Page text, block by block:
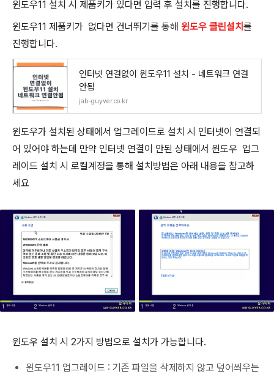
윈도우11 설치 시 제품키가 있다면 입력 후 설치를 진행합니다.
윈도우11 제품키가 없다면 건너뛰기를 통해 윈도우 클린설치를
진행합니다.
인터넷 연결없이 윈도우11 설치 - 네트워크 연결
안됨
jab-guyver.co.kr
윈도우가 설치된 상태에서 업그레이드로 설치 시 인터넷이 연결되
어 있어야 하는데 만약 인터넷 연결이 안된 상태에서 윈도우 업그
레이드 설치 시 로컬계정을 통해 설치방법은 아래 내용을 참고하
세요
윈도우 설치 시 2가지 방법으로 설치가 가능합니다.
윈도우11 업그레이드 : 기존 파일을 삭제하지 않고 덮어씌우는